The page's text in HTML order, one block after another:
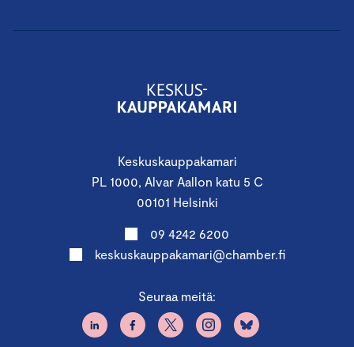
Keskuskauppakamari
PL 1000, Alvar Aallon katu 5 C
00101 Helsinki
09 4242 6200
keskuskauppakamari@chamber.fi
Seuraa meitä: